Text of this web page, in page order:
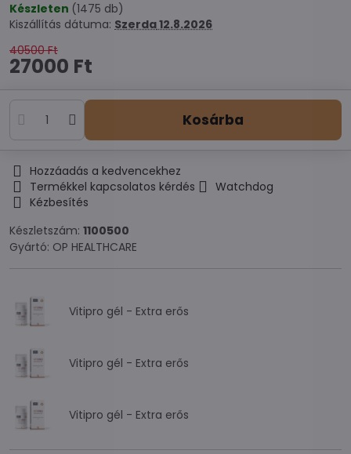
Készleten (1475 db)
Kiszállítás dátuma: Szerda12.8.2026
40500 Ft
27000 Ft
Kosárba
Hozzáadás a kedvencekhez
Termékkel kapcsolatos kérdés
Watchdog
Kézbesítés
Készletszám: 1100500
Gyártó: OP HEALTHCARE
Vitipro gél - Extra erős
Vitipro gél - Extra erős
Vitipro gél - Extra erős